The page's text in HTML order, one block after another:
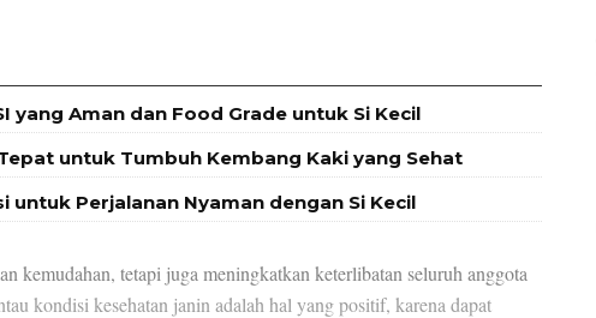
yang Aman dan Food Grade untuk Si Kecil
untuk Tumbuh Kembang Kaki yang Sehat
untuk Perjalanan Nyaman dengan Si Kecil
kemudahan, tetapi juga meningkatkan keterlibatan seluruh anggota
kondisi kesehatan janin adalah hal yang positif, karena dapat